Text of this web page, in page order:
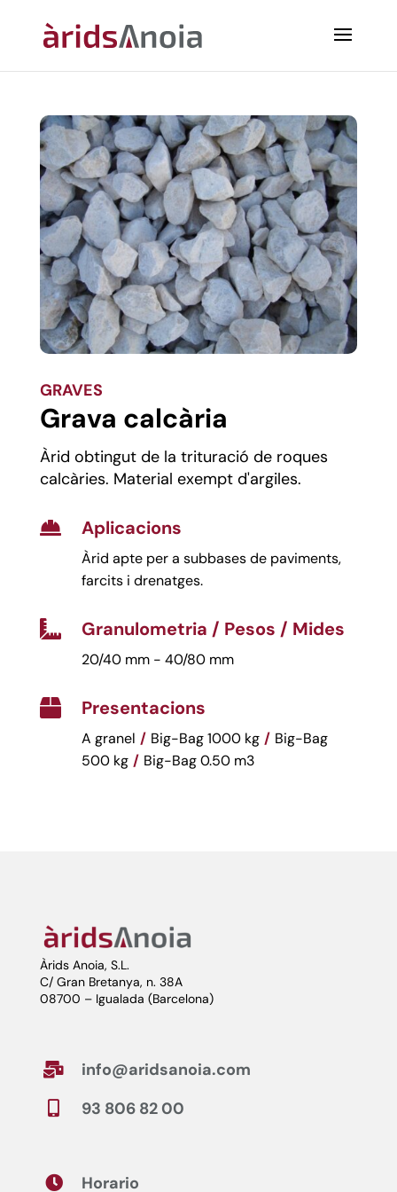
GRAVES
Grava calcària
Àrid obtingut de la trituració de roques
calcàries. Material exempt d'argiles.
 Aplicacions
Àrid apte per a subbases de paviments,
farcits i drenatges.
 Granulometria / Pesos / Mides
20/40 mm - 40/80 mm
 Presentacions
A granel / Big-Bag 1000 kg / Big-Bag
500 kg / Big-Bag 0.50 m3
Àrids Anoia, S.L.
C/ Gran Bretanya, n. 38A
08700 – Igualada (Barcelona)
 info@aridsanoia.com
 93 806 82 00
 Horario